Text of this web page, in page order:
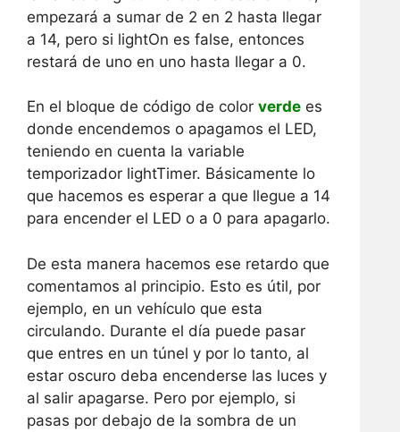
empezará a sumar de 2 en 2 hasta llegar
a 14, pero si lightOn es false, entonces
restará de uno en uno hasta llegar a 0.
En el bloque de código de color verde es
donde encendemos o apagamos el LED,
teniendo en cuenta la variable
temporizador lightTimer. Básicamente lo
que hacemos es esperar a que llegue a 14
para encender el LED o a 0 para apagarlo.
De esta manera hacemos ese retardo que
comentamos al principio. Esto es útil, por
ejemplo, en un vehículo que esta
circulando. Durante el día puede pasar
que entres en un túnel y por lo tanto, al
estar oscuro deba encenderse las luces y
al salir apagarse. Pero por ejemplo, si
pasas por debajo de la sombra de un